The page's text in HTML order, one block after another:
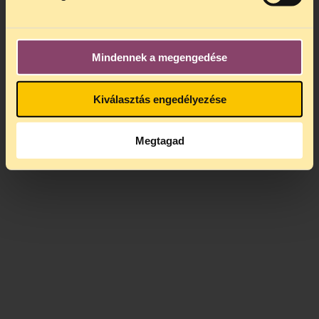
Mindennek a megengedése
Kiválasztás engedélyezése
Megtagad
segítséget kérjenek.